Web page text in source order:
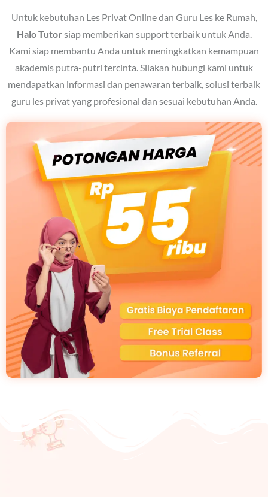
Untuk kebutuhan Les Privat Online dan Guru Les ke Rumah,
Halo Tutor siap memberikan support terbaik untuk Anda.
Kami siap membantu Anda untuk meningkatkan kemampuan
akademis putra-putri tercinta. Silakan hubungi kami untuk
mendapatkan informasi dan penawaran terbaik, solusi terbaik
guru les privat yang profesional dan sesuai kebutuhan Anda.